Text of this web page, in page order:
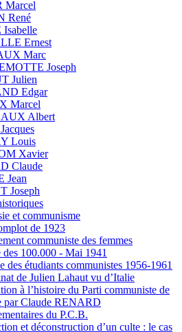
Marcel
René
Ernest
Marc
Joseph
Julien
Edgar
Marcel
Albert
Louis
Xavier
Claude
Jean
Joseph
et communisme
de 1923
communiste des femmes
des 100.000 - Mai 1941
des étudiants communistes 1956-1961
de Julien Lahaut vu d’Italie
à l’histoire du Parti communiste de
par Claude RENARD
du P.C.B.
et déconstruction d’un culte : le cas